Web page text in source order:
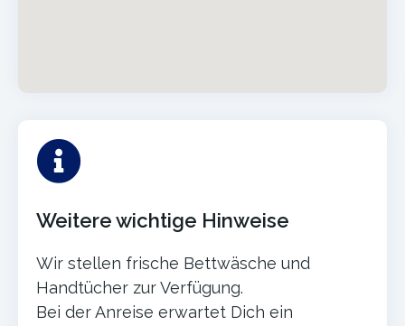
Weitere wichtige Hinweise
Wir stellen frische Bettwäsche und
Handtücher zur Verfügung.
Bei der Anreise erwartet Dich ein